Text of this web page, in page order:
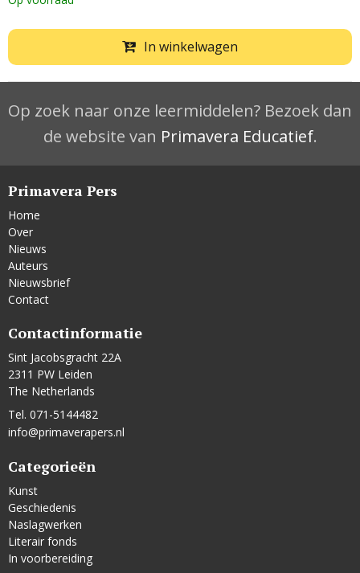
In winkelwagen
Op zoek naar onze leermiddelen? Bezoek dan
de website van Primavera Educatief.
Primavera Pers
Home
Over
Nieuws
Auteurs
Nieuwsbrief
Contact
Contactinformatie
Sint Jacobsgracht 22A
2311 PW Leiden
The Netherlands
Tel. 071-5144482
info@primaverapers.nl
Categorieën
Kunst
Geschiedenis
Naslagwerken
Literair fonds
In voorbereiding